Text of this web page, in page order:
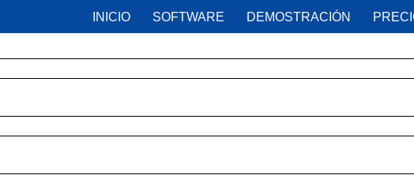
INICIO SOFTWARE DEMOSTRACIÓN